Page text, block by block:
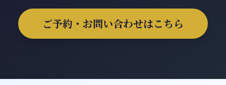
ご予約・お問い合わせはこちら